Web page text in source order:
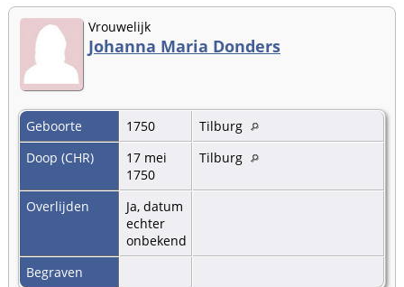
Vrouwelijk
Johanna Maria Donders
Geboorte 1750
Tilburg
Doop (CHR)
17 mei
1750
Tilburg
Overlijden
Ja, datum
echter
onbekend
Begraven